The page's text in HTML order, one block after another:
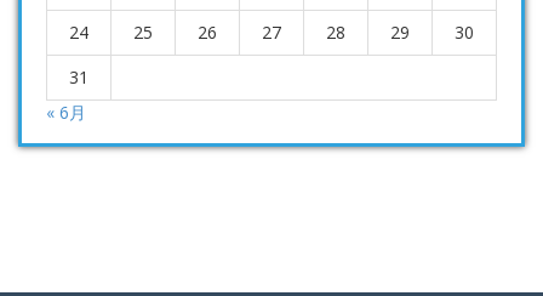
24
25 26 27 28 29
30
31
« 6月